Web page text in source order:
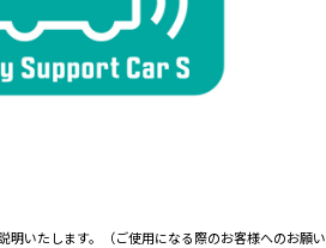
明いたします。（ご使用になる際のお客様へのお